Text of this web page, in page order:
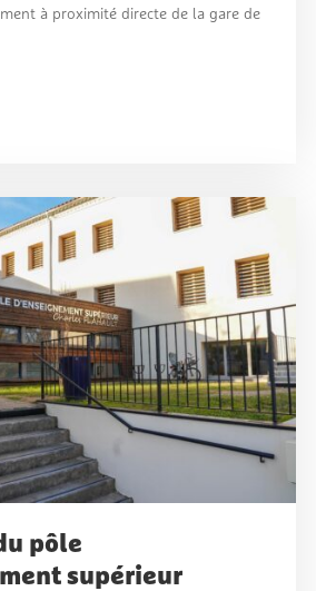
à proximité directe de la gare de
pôle
supérieur